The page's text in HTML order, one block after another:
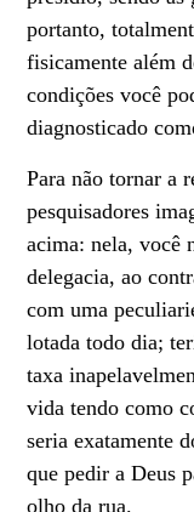
portanto,
fisicamente além
condições você
diagnosticado
Para não tornar a
pesquisadores
acima: nela, você
delegacia, ao
com uma
lotada todo dia;
taxa
vida tendo como
seria exatamente
que pedir a Deus
olho da rua.